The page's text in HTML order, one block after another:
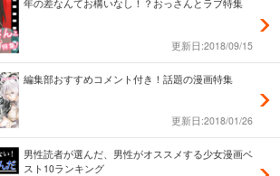
年の差なんてお構いなし！？おっさんとラブ特集
更新日:2018/09/15
編集部おすすめコメント付き！話題の漫画特集
更新日:2018/01/26
男性読者が選んだ、男性がオススメする少女漫画ベ
スト10ランキング